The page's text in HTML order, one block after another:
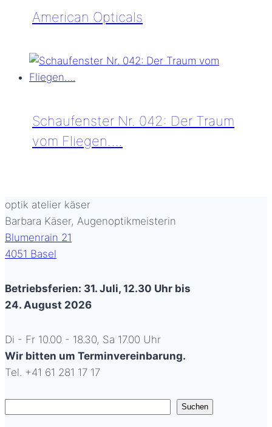
–
American Opticals
Opticals
Schaufenster Nr. 042: Der Traum
vom Fliegen….
042:
Der
Traum
vom
optik atelier käser
Barbara Käser, Augenoptikmeisterin
Blumenrain 21
4051 Basel
Betriebsferien: 31. Juli, 12.30 Uhr bis
24. August 2026
Di - Fr 10.00 - 18.30, Sa 17.00 Uhr
Wir bitten um Terminvereinbarung.
Tel. +41 61 281 17 17
Suchen